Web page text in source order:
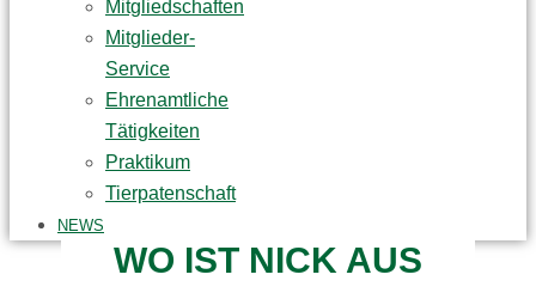
Mitgliedschaften
Mitglieder-
Service
Ehrenamtliche
Tätigkeiten
Praktikum
Tierpatenschaft
NEWS
WO IST NICK AUS